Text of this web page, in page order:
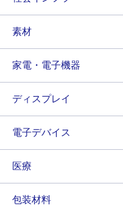
素材
家電・電子機器
ディスプレイ
電子デバイス
医療
包装材料